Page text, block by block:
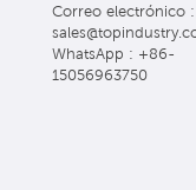
Correo electrónico :
WhatsApp : +86-
15056963750